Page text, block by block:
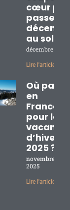
cœur
passer
au soleil
décembre 2,
Lire l'article »
Où partir
en
France
pour les
d’hiver
2025 ?
novembre 17,
2025
Lire l'article »